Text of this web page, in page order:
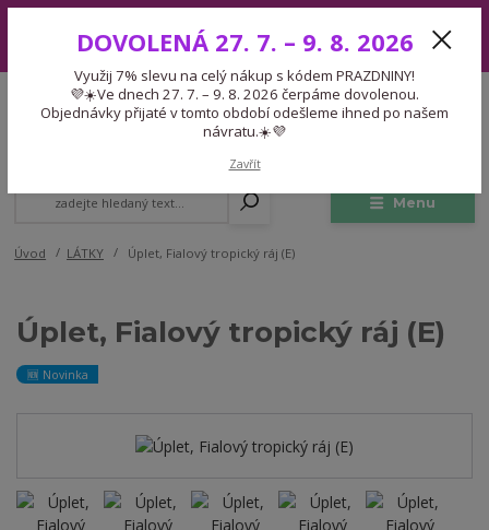
7. – 9. 8. 2026 čerpáme dovolenou. Objednávky přijaté v tomto období
odešleme ihned po našem návratu.☀️💜
Menu
CZK
Expedice 775 866 913
Po-Čt 9-15:30 Pá 9-14:30 Pauza 13-13:45
Úvod LÁTKY Úplet, Fialový tropický ráj (E)
Úplet, Fialový tropický ráj (E)
🆕 Novinka
DOVOLENÁ 27. 7. – 9. 8. 2026
Využij 7% slevu na celý nákup s kódem PRAZDNINY!
💜☀️Ve dnech 27. 7. – 9. 8. 2026 čerpáme dovolenou.
Objednávky přijaté v tomto období odešleme ihned po našem
návratu.☀️💜
Zavřít